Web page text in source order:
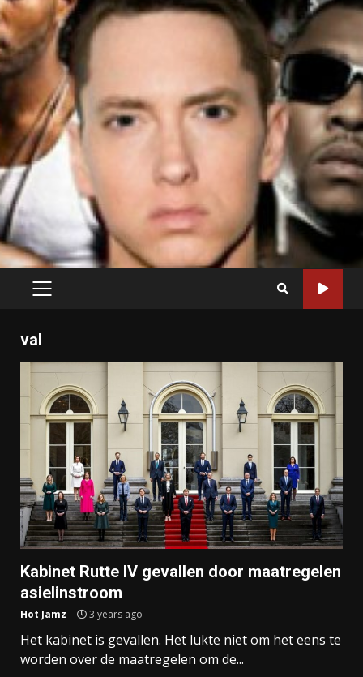
PRIMARY
val
Kabinet Rutte IV gevallen door maatregelen
asielinstroom
Hot Jamz 3 years ago
Het kabinet is gevallen. Het lukte niet om het eens te
worden over de maatregelen om de...